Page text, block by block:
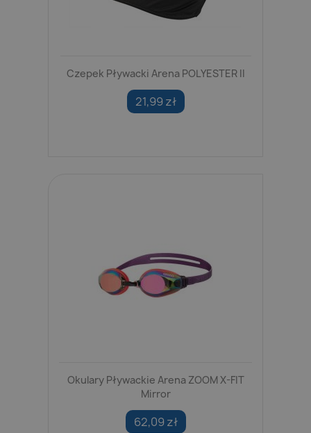
Czepek Pływacki Arena POLYESTER II
21,99 zł
Okulary Pływackie Arena ZOOM X-FIT
Mirror
62,09 zł